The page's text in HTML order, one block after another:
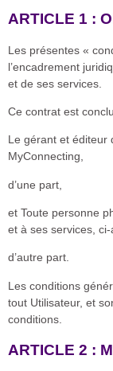
ARTICLE 1 :
Les présentes «
l’encadrement
et de ses services.
Ce contrat est
Le gérant et éditeur
MyConnecting,
d’une part,
et Toute personne
et à ses services, ci-
d’autre part.
Les conditions
tout Utilisateur, et
conditions.
ARTICLE 2 :